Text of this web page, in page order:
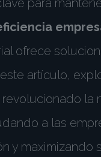
ofrece
artículo,
revolucionado la
a las
y maximizando